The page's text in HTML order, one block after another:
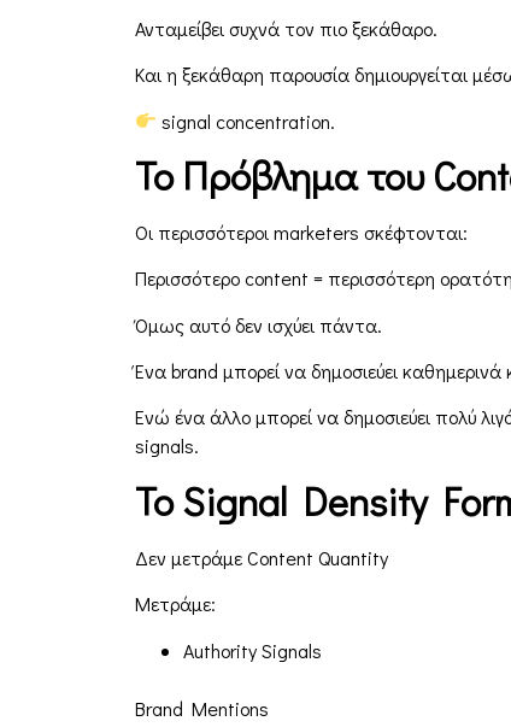
Ανταμείβει συχνά τον πιο ξεκάθαρο.
Και η ξεκάθαρη παρουσία δημιουργείται
signal concentration.
Το Πρόβλημα του
Οι περισσότεροι marketers σκέφτονται:
Περισσότερο content = περισσότερη
Όμως αυτό δεν ισχύει πάντα.
Ένα brand μπορεί να δημοσιεύει
Ενώ ένα άλλο μπορεί να δημοσιεύει πολύ
signals.
Το Signal Density
Δεν μετράμε Content Quantity
Μετράμε:
Authority Signals
Brand Mentions